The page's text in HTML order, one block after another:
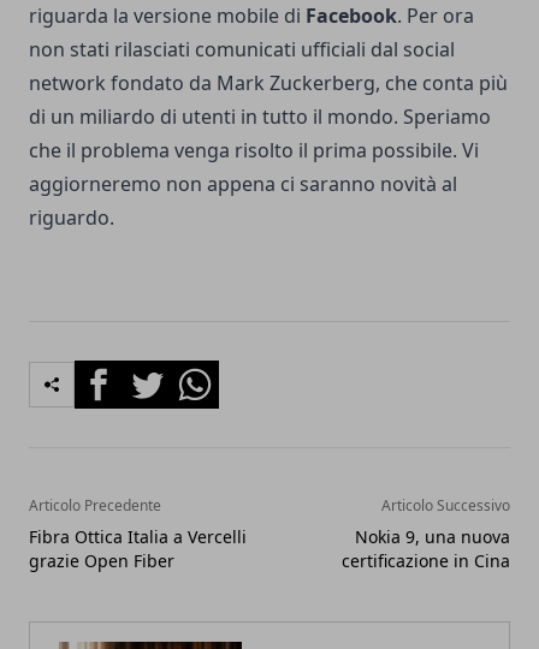
riguarda la versione mobile di Facebook. Per ora
non stati rilasciati comunicati ufficiali dal social
network fondato da Mark Zuckerberg, che conta più
di un miliardo di utenti in tutto il mondo. Speriamo
che il problema venga risolto il prima possibile. Vi
aggiorneremo non appena ci saranno novità al
riguardo.
FacebookTwitterWhatsapp
Articolo Precedente
Fibra Ottica Italia a Vercelli
grazie Open Fiber
Articolo Successivo
Nokia 9, una nuova
certificazione in Cina